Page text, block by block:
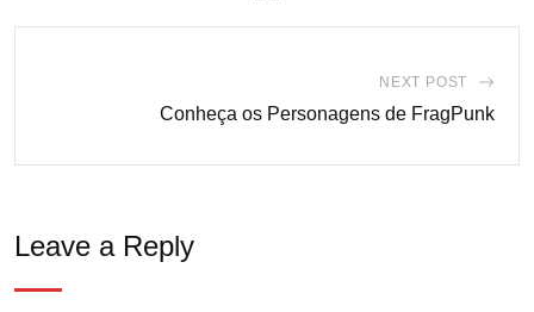
NEXT POST
Conheça os Personagens de FragPunk
Leave a Reply